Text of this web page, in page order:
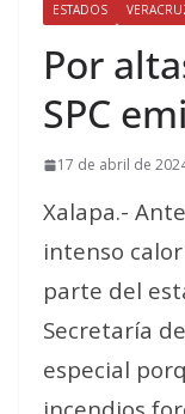
ESTADOS
Por
SPC
17 de abril de
Xalapa.-
intenso
parte del
Secretaría
especial